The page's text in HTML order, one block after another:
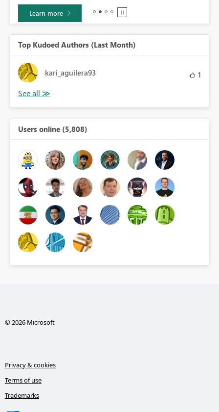
Learn more
Top Kudoed Authors (Last Month)
kari_aguilera93 1
Users online (5,808)
© 2026 Microsoft
Privacy & cookies
Terms of use
Trademarks